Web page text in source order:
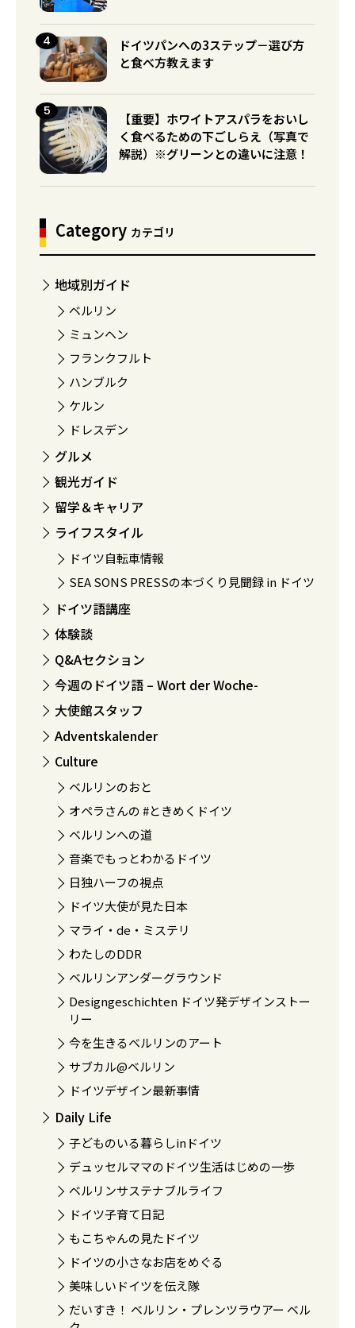
ドイツパンへの3ステップ－選び方
と食べ方教えます
【重要】ホワイトアスパラをおいし
く食べるための下ごしらえ（写真で
解説）※グリーンとの違いに注意！
Category カテゴリ
地域別ガイド
ベルリン
ミュンヘン
フランクフルト
ハンブルク
ケルン
ドレスデン
グルメ
観光ガイド
留学＆キャリア
ライフスタイル
ドイツ自転車情報
SEA SONS PRESSの本づくり見聞録 in ドイツ
ドイツ語講座
体験談
Q&Aセクション
今週のドイツ語 – Wort der Woche-
大使館スタッフ
Adventskalender
Culture
ベルリンのおと
オペラさんの #ときめくドイツ
ベルリンへの道
音楽でもっとわかるドイツ
日独ハーフの視点
ドイツ大使が見た日本
マライ・de・ミステリ
わたしのDDR
ベルリンアンダーグラウンド
Designgeschichten ドイツ発デザインストー
リー
今を生きるベルリンのアート
サブカル@ベルリン
ドイツデザイン最新事情
Daily Life
子どものいる暮らしinドイツ
デュッセルママのドイツ生活はじめの一歩
ベルリンサステナブルライフ
ドイツ子育て日記
もこちゃんの見たドイツ
ドイツの小さなお店をめぐる
美味しいドイツを伝え隊
だいすき！ ベルリン・プレンツラウアー ベル